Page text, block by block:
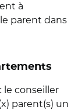
à
parent dans
le conseiller
parent(s) un